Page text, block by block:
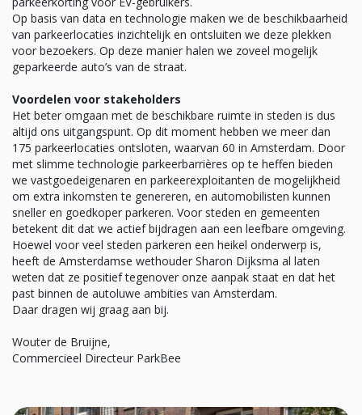
Op basis van data en technologie maken we de beschikbaarheid
van parkeerlocaties inzichtelijk en ontsluiten we deze plekken
voor bezoekers. Op deze manier halen we zoveel mogelijk
geparkeerde auto’s van de straat.
Voordelen voor stakeholders
Het beter omgaan met de beschikbare ruimte in steden is dus
altijd ons uitgangspunt. Op dit moment hebben we meer dan
175 parkeerlocaties ontsloten, waarvan 60 in Amsterdam. Door
met slimme technologie parkeerbarrières op te heffen bieden
we vastgoedeigenaren en parkeerexploitanten de mogelijkheid
om extra inkomsten te genereren, en automobilisten kunnen
sneller en goedkoper parkeren. Voor steden en gemeenten
betekent dit dat we actief bijdragen aan een leefbare omgeving.
Hoewel voor veel steden parkeren een heikel onderwerp is,
heeft de Amsterdamse wethouder Sharon Dijksma al laten
weten dat ze positief tegenover onze aanpak staat en dat het
past binnen de autoluwe ambities van Amsterdam.
Daar dragen wij graag aan bij.
Wouter de Bruijne,
Commercieel Directeur ParkBee